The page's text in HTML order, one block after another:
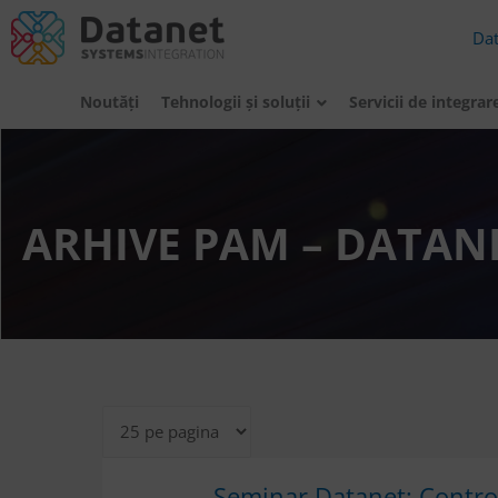
Noutăți Tehnologii şi soluţii Servicii de
ARHIVE PAM –